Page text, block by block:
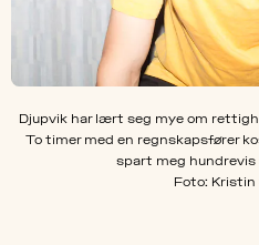
Djupvik har lært seg mye om
To timer med en regnskapsfører
spart meg
Foto: